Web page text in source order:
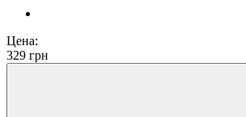
Цена:
329 грн